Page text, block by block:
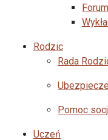
Rodzic
Rada
Pomoc
Uczeń